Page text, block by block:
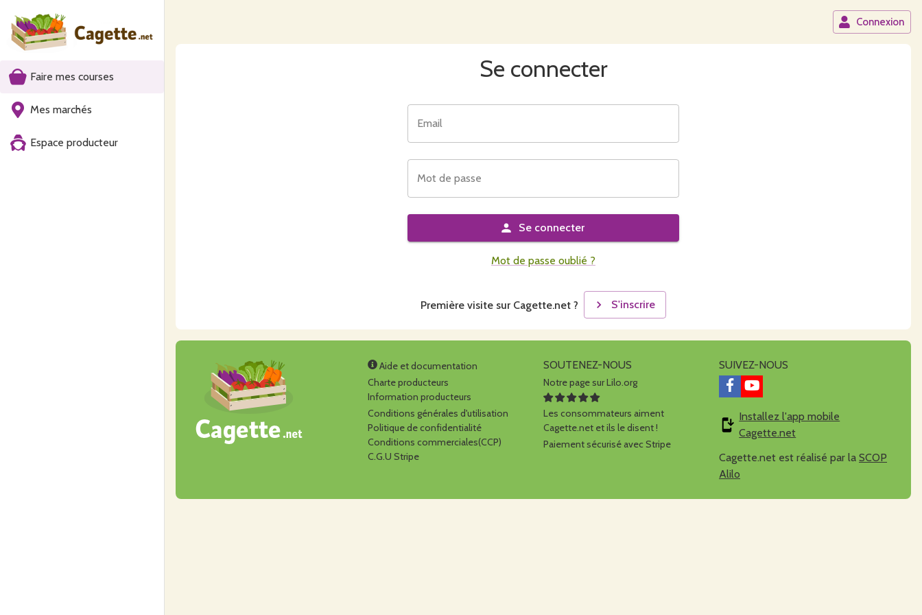
Faire mes courses
Mes marchés
Espace producteur
Connexion
Se connecter
Email
Mot de passe
Se connecter
Mot de passe oublié ?
Première visite sur Cagette.net ? S'inscrire
Aide et documentation
Charte producteurs
Information producteurs
Conditions générales d'utilisation
Politique de confidentialité
Conditions commerciales(CCP)
C.G.U Stripe
SOUTENEZ-NOUS
Notre page sur Lilo.org
Les consommateurs aiment
Cagette.net et ils le disent !
Paiement sécurisé avec Stripe
SUIVEZ-NOUS
Installez l'app mobile
Cagette.net
Cagette.net est réalisé par la SCOP
Alilo